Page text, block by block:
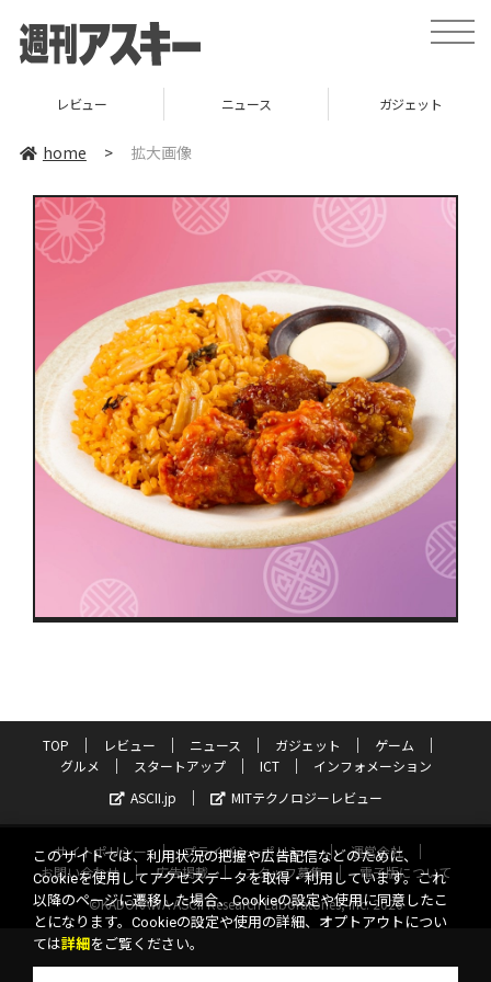
toggle
レビュー ニュース ガジェット
home > 拡大画像
TOP レビュー ニュース ガジェット
ゲーム
グルメ
スタートアップ ICT
インフォメーション
ASCII.jp
MITテクノロジーレビュー
サイトポリシー プライバシーポリシー
運営会社
お問い合わせ
広告掲載 スタッフ募集
電子版について
©KADOKAWA ASCII Research Laboratories, Inc. 2026
このサイトでは、利用状況の把握や広告配信などのために、
Cookieを使用してアクセスデータを取得・利用しています。これ
以降のページに遷移した場合、Cookieの設定や使用に同意したこ
とになります。Cookieの設定や使用の詳細、オプトアウトについ
ては詳細 をご覧ください。